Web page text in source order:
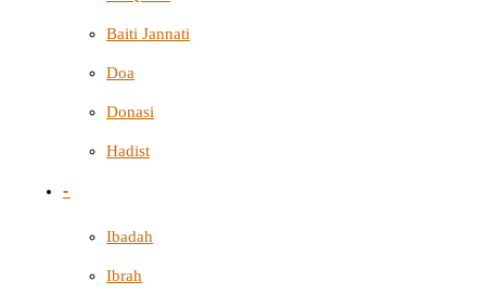
Baiti Jannati
Doa
Donasi
Hadist
-
Ibadah
Ibrah